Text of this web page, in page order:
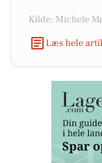
Kilde: Michele
Læs hele